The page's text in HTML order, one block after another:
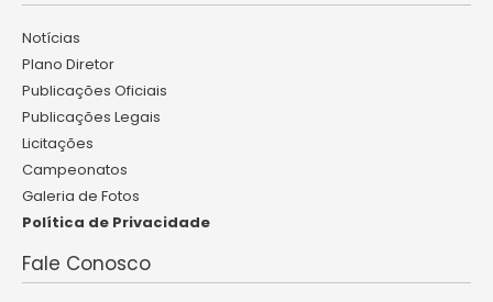
Notícias
Plano Diretor
Publicações Oficiais
Publicações Legais
Licitações
Campeonatos
Galeria de Fotos
Política de Privacidade
Fale Conosco